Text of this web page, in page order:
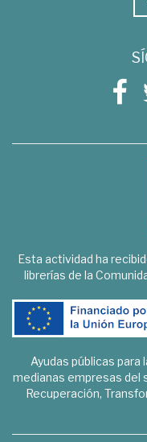
Esta actividad ha
librerías de la
Ayudas públicas para
medianas empresas del
Recuperación,